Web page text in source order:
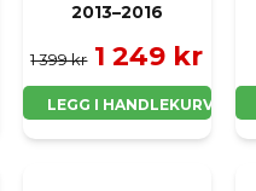
2013–2016
1 399 kr 1 249 kr
LEGG I HANDLEKURV